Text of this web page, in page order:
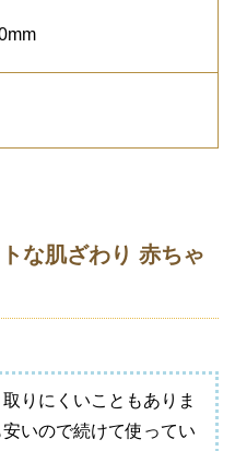
な肌ざわり 赤ちゃ
りにくいこともありま
いので続けて使ってい